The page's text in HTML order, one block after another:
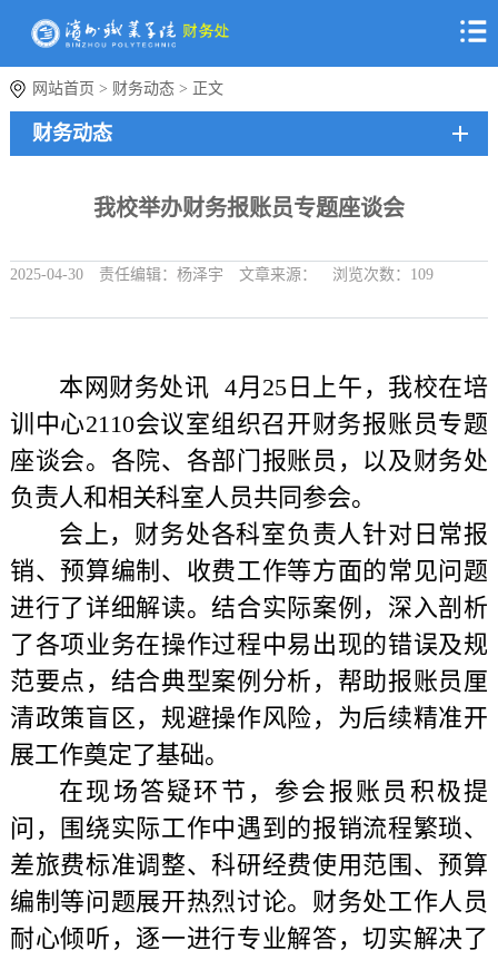
网站首页 > 财务动态> 正文
财务动态
我校举办财务报账员专题座谈会
2025-04-30 责任编辑：杨泽宇 文章来源： 浏览次数： 109
本网财务处讯 4月25日上午，我校在培
训中心2110会议室组织召开财务报账员专题
座谈会。各院、各部门报账员，以及财务处
负责人和相关科室人员共同参会。
会上，财务处各科室负责人针对日常报
销、预算编制、收费工作等方面的常见问题
进行了详细解读。结合实际案例，深入剖析
了各项业务在操作过程中易出现的错误及规
范要点，结合典型案例分析，帮助报账员厘
清政策盲区，规避操作风险，为后续精准开
展工作奠定了基础。
在现场答疑环节，参会报账员积极提
问，围绕实际工作中遇到的报销流程繁琐、
差旅费标准调整、科研经费使用范围、预算
编制等问题展开热烈讨论。财务处工作人员
耐心倾听，逐一进行专业解答，切实解决了